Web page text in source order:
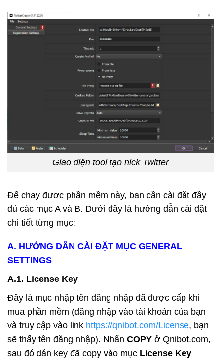
Giao diện tool tạo nick Twitter
Để chạy được phần mềm này, bạn cần cài đặt đầy
đủ các mục A và B. Dưới đây là hướng dẫn cài đặt
chi tiết từng mục:
A. HƯỚNG DẪN CÀI ĐẶT MỤC GENERAL
SETTINGS
A.1. License Key
Đây là mục nhập tên đăng nhập đã được cấp khi
mua phần mềm (đăng nhập vào tài khoản của bạn
và truy cập vào link https://qnibot.com/License, bạn
sẽ thấy tên đăng nhập). Nhấn COPY ở Qnibot.com,
sau đó dán key đã copy vào mục License Key